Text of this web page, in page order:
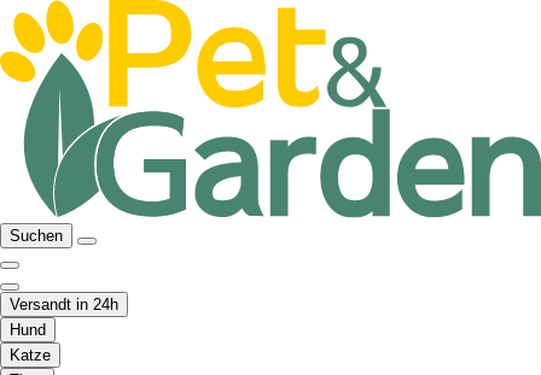
Suchen
Versandt in 24h
Hund
Katze